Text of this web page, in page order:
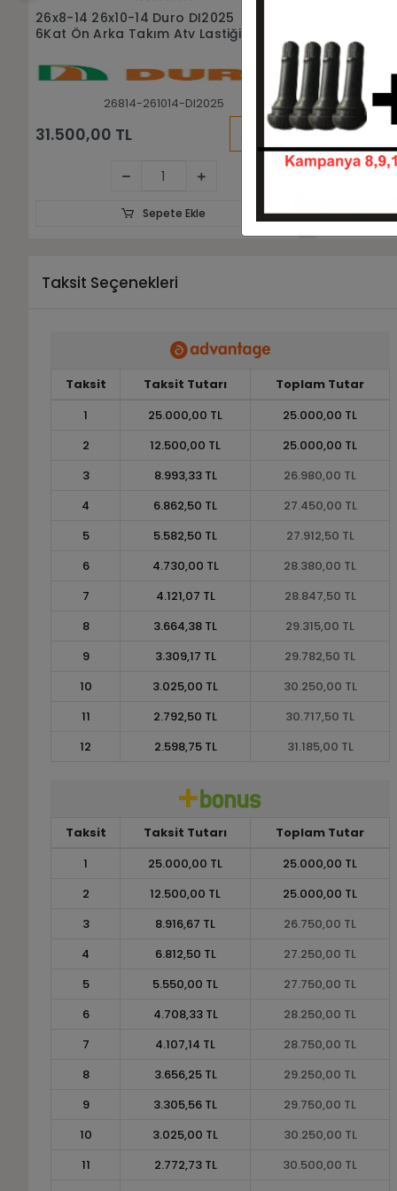
26x10-14 Duro DI2025 6Kat Atv
Arka Lastiği
261014-DI2025
8.750,00 TL KARGO
BEDAVA
Sepete Ekle
26x9R14
6.500,00
Taksit Seçenekleri
Taksit Taksit Tutarı
Toplam Tutar
1
25.000,00 TL
25.000,00 TL
2
12.500,00 TL
25.000,00 TL
3
8.993,33 TL
26.980,00 TL
4
6.862,50 TL
27.450,00 TL
5
5.582,50 TL
27.912,50 TL
6
4.730,00 TL
28.380,00 TL
7
4.121,07 TL
28.847,50 TL
8
3.664,38 TL
29.315,00 TL
9
3.309,17 TL
29.782,50 TL
10
3.025,00 TL
30.250,00 TL
11
2.792,50 TL
30.717,50 TL
12
2.598,75 TL 31.185,00 TL
Taksit Taksit Tutarı
Toplam Tutar
1
25.000,00 TL
25.000,00 TL
2
12.500,00 TL
25.000,00 TL
3
8.916,67 TL
26.750,00 TL
4
6.812,50 TL
27.250,00 TL
5
5.550,00 TL
27.750,00 TL
6
4.708,33 TL
28.250,00 TL
7
4.107,14 TL
28.750,00 TL
8
3.656,25 TL
29.250,00 TL
9
3.305,56 TL
29.750,00 TL
10
3.025,00 TL
30.250,00 TL
11
2.772,73 TL
30.500,00 TL